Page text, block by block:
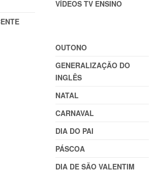
VÍDEOS TV ENSINO
OUTONO
GENERALIZAÇÃO DO
INGLÊS
NATAL
CARNAVAL
DIA DO PAI
PÁSCOA
DIA DE SÃO VALENTIM